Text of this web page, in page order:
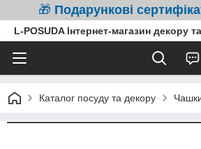
🎁 Подарункові
L-POSUDA Інтернет-магазин декору
Каталог посуду та декору